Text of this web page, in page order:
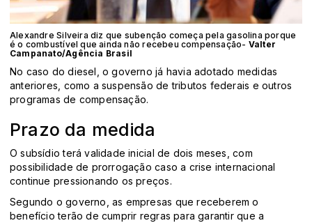
Alexandre Silveira diz que subenção começa pela gasolina porque
é o combustível que ainda não recebeu compensação- Valter
Campanato/Agência Brasil
No caso do diesel, o governo já havia adotado medidas
anteriores, como a suspensão de tributos federais e outros
programas de compensação.
Prazo da medida
O subsídio terá validade inicial de dois meses, com
possibilidade de prorrogação caso a crise internacional
continue pressionando os preços.
Segundo o governo, as empresas que receberem o
benefício terão de cumprir regras para garantir que a